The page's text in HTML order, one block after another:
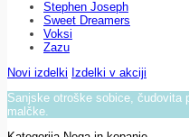
Stephen Joseph
Sweet Dreamers
Voksi
Zazu
Novi izdelki Izdelki v akciji
Sanjske otroške sobice, čudovita
malčke.